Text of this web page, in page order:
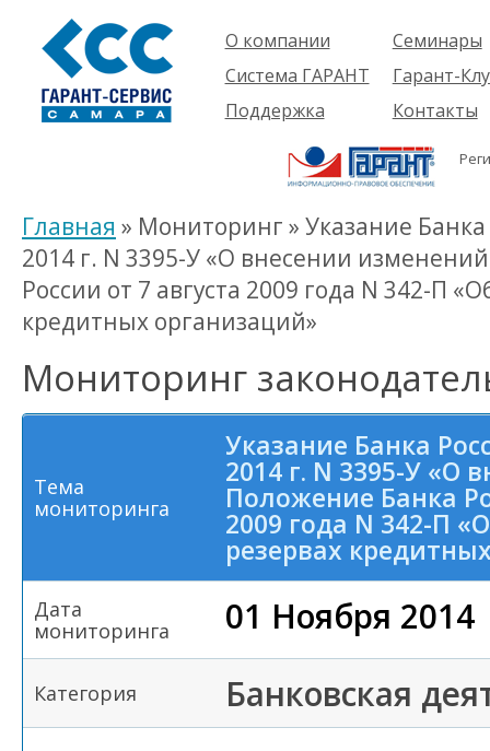
О компании
Компания
Проекты
Партнеры
Вакансии
Реквизиты
Информация
Система ГАРАНТ
О системе
решения
Комплекты
История
Поддержка
Пользователям
Будущим
пользователям
Семинары
Об услуге
семинары
Гарант-
Контакты
Главная » Мониторинг » Указание
2014 г. N 3395-У «О внесении
России от 7 августа 2009 года N 342-П
кредитных организаций»
Мониторинг
Тема
мониторинга
Указание Банка
2014 г. N 3395-У «О
Положение Банка
2009 года N 342-П
резервах
Дата
мониторинга
01 Ноября 2014
Категория Банковская